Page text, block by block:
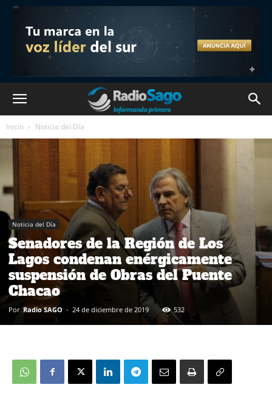
Inicio Noticia del Día
Noticia del Día
Senadores de la Región de Los
Lagos condenan enérgicamente
suspensión de Obras del Puente
Chacao
Por Radio SAGO - 24 de diciembre de 2019 532